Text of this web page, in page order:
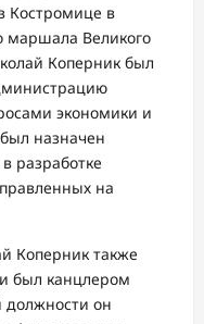
Костромице в
маршала Великого
Коперник был
экономики и
назначен
разработке
на
Коперник также
был канцлером
должности он